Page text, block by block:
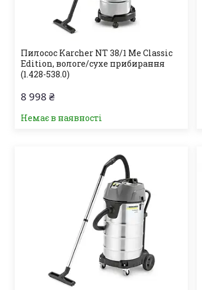
Пилосос Karcher NT 38/1 Me Classic
Edition, вологе/сухе прибирання
(1.428-538.0)
8 998 ₴
Немає в наявності